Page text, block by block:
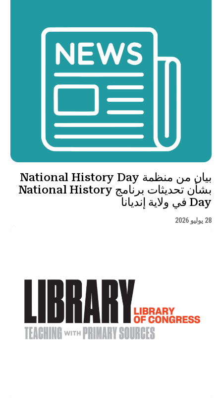
بيان من منظمة National History Day
بشأن تحديثات برنامج National History
Day في ولاية إنديانا
28 يوليو 2026